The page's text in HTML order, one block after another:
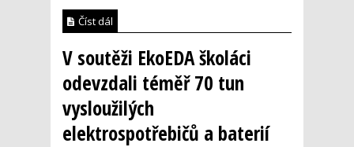
Číst dál
V soutěži EkoEDA školáci
odevzdali téměř 70 tun
vysloužilých
elektrospotřebičů a baterií